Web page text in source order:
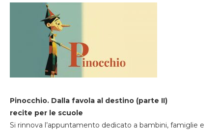
Pinocchio. Dalla favola al destino (parte II)
recite per le scuole
Si rinnova l’appuntamento dedicato a bambini, famiglie e